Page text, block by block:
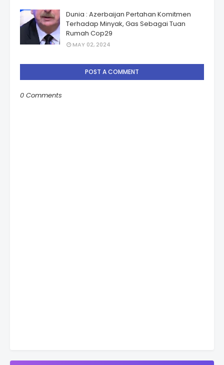
Dunia : Azerbaijan Pertahan Komitmen
Terhadap Minyak, Gas Sebagai Tuan
Rumah Cop29
MAY 02, 2024
POST A COMMENT
0 Comments